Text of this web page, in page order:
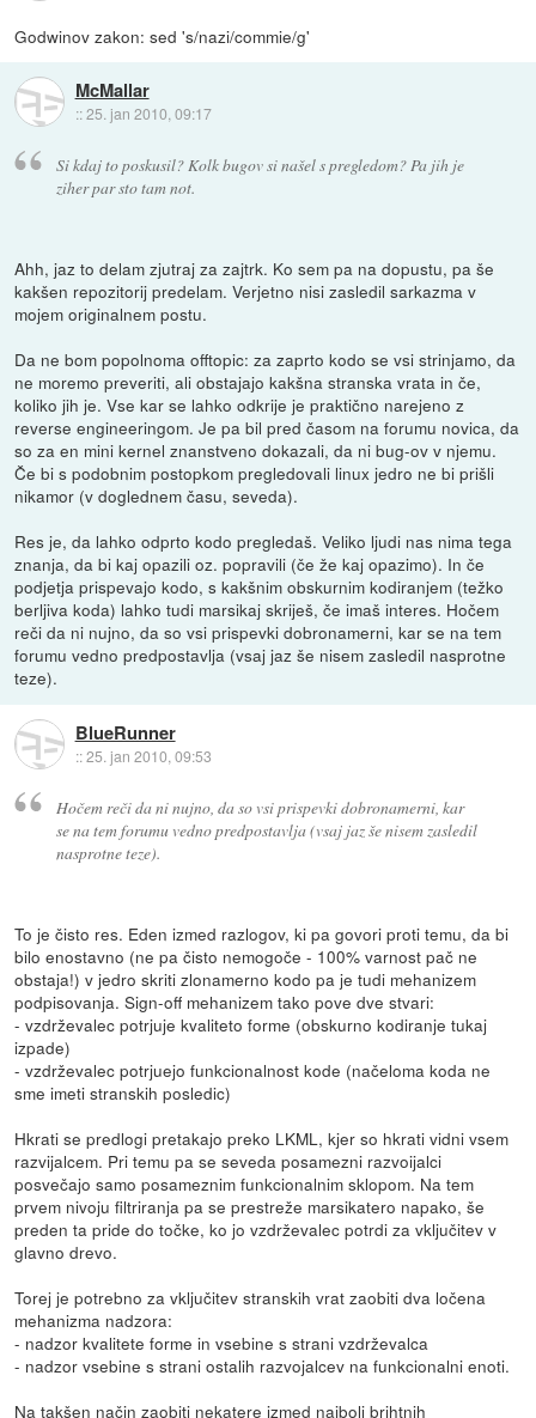
Godwinov zakon: sed 's/nazi/commie/g'
McMallar
::25. jan 2010, 09:17
Si kdaj to poskusil? Kolk bugov si našel s pregledom? Pa jih je
ziher par sto tam not.
Ahh, jaz to delam zjutraj za zajtrk. Ko sem pa na dopustu, pa še
kakšen repozitorij predelam. Verjetno nisi zasledil sarkazma v
mojem originalnem postu.
Da ne bom popolnoma offtopic: za zaprto kodo se vsi strinjamo, da
ne moremo preveriti, ali obstajajo kakšna stranska vrata in če,
koliko jih je. Vse kar se lahko odkrije je praktično narejeno z
reverse engineeringom. Je pa bil pred časom na forumu novica, da
so za en mini kernel znanstveno dokazali, da ni bug-ov v njemu.
Če bi s podobnim postopkom pregledovali linux jedro ne bi prišli
nikamor (v doglednem času, seveda).
Res je, da lahko odprto kodo pregledaš. Veliko ljudi nas nima tega
znanja, da bi kaj opazili oz. popravili (če že kaj opazimo). In če
podjetja prispevajo kodo, s kakšnim obskurnim kodiranjem (težko
berljiva koda) lahko tudi marsikaj skriješ, če imaš interes. Hočem
reči da ni nujno, da so vsi prispevki dobronamerni, kar se na tem
forumu vedno predpostavlja (vsaj jaz še nisem zasledil nasprotne
teze).
BlueRunner
::25. jan 2010, 09:53
Hočem reči da ni nujno, da so vsi prispevki dobronamerni, kar
se na tem forumu vedno predpostavlja (vsaj jaz še nisem zasledil
nasprotne teze).
To je čisto res. Eden izmed razlogov, ki pa govori proti temu, da bi
bilo enostavno (ne pa čisto nemogoče - 100% varnost pač ne
obstaja!) v jedro skriti zlonamerno kodo pa je tudi mehanizem
podpisovanja. Sign-off mehanizem tako pove dve stvari:
- vzdrževalec potrjuje kvaliteto forme (obskurno kodiranje tukaj
izpade)
- vzdrževalec potrjuejo funkcionalnost kode (načeloma koda ne
sme imeti stranskih posledic)
Hkrati se predlogi pretakajo preko LKML, kjer so hkrati vidni vsem
razvijalcem. Pri temu pa se seveda posamezni razvoijalci
posvečajo samo posameznim funkcionalnim sklopom. Na tem
prvem nivoju filtriranja pa se prestreže marsikatero napako, še
preden ta pride do točke, ko jo vzdrževalec potrdi za vključitev v
glavno drevo.
Torej je potrebno za vključitev stranskih vrat zaobiti dva ločena
mehanizma nadzora:
- nadzor kvalitete forme in vsebine s strani vzdrževalca
- nadzor vsebine s strani ostalih razvojalcev na funkcionalni enoti.
Na takšen način zaobiti nekatere izmed najbolj brihtnih